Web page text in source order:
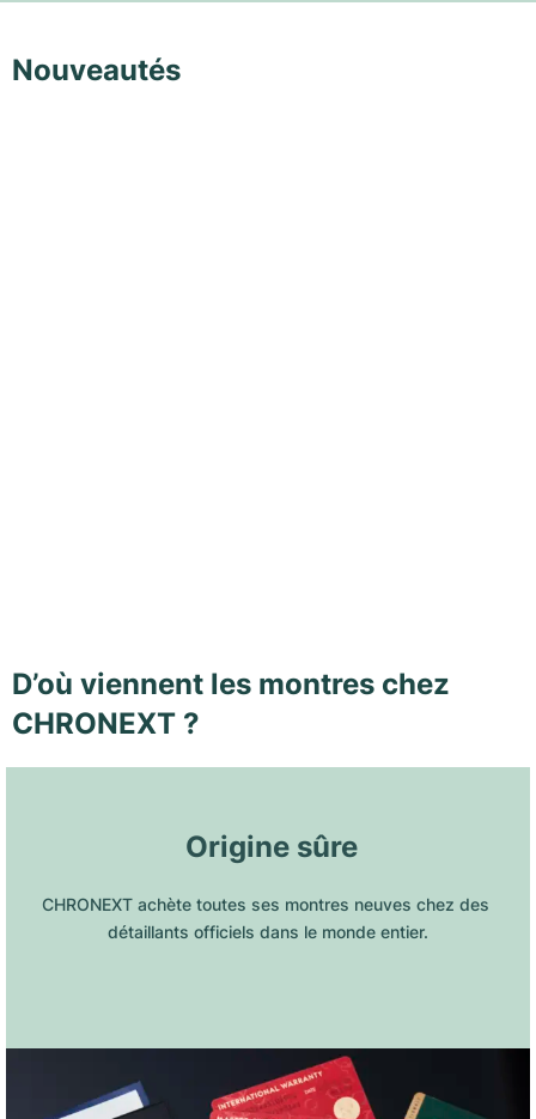
Nouveautés
D’où viennent les montres chez
CHRONEXT ?
Origine sûre
CHRONEXT achète toutes ses montres neuves chez des
détaillants officiels dans le monde entier.